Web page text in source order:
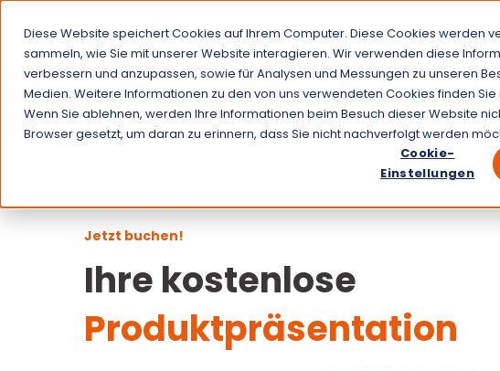
Diese Website speichert Cookies auf Ihrem Computer. Diese Cookies werden
sammeln, wie Sie mit unserer Website interagieren. Wir verwenden diese
verbessern und anzupassen, sowie für Analysen und Messungen zu unseren
Medien. Weitere Informationen zu den von uns verwendeten Cookies finden Sie
Wenn Sie ablehnen, werden Ihre Informationen beim Besuch dieser Website
Browser gesetzt, um daran zu erinnern, dass Sie nicht nachverfolgt werden
Cookie-
Einstellungen
Anwendung
Jetzt buchen!
Ihre kostenlose
Produktpräsentation